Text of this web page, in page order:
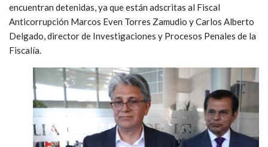
encuentran detenidas, ya que están adscritas al Fiscal
Anticorrupción Marcos Even Torres Zamudio y Carlos Alberto
Delgado, director de Investigaciones y Procesos Penales de la
Fiscalía.